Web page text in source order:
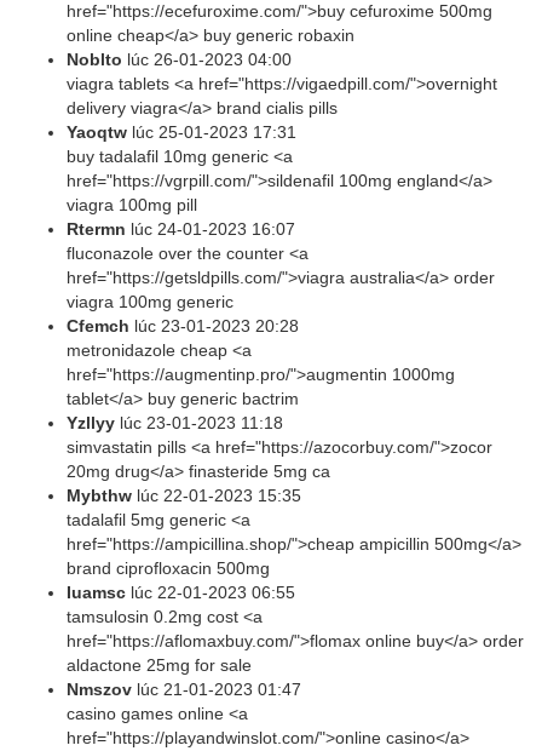
href="https://ecefuroxime.com/">buy cefuroxime 500mg
online cheap</a> buy generic robaxin
Noblto lúc 26-01-2023 04:00
viagra tablets <a href="https://vigaedpill.com/">overnight
delivery viagra</a> brand cialis pills
Yaoqtw lúc 25-01-2023 17:31
buy tadalafil 10mg generic <a
href="https://vgrpill.com/">sildenafil 100mg england</a>
viagra 100mg pill
Rtermn lúc 24-01-2023 16:07
fluconazole over the counter <a
href="https://getsldpills.com/">viagra australia</a> order
viagra 100mg generic
Cfemch lúc 23-01-2023 20:28
metronidazole cheap <a
href="https://augmentinp.pro/">augmentin 1000mg
tablet</a> buy generic bactrim
Yzllyy lúc 23-01-2023 11:18
simvastatin pills <a href="https://azocorbuy.com/">zocor
20mg drug</a> finasteride 5mg ca
Mybthw lúc 22-01-2023 15:35
tadalafil 5mg generic <a
href="https://ampicillina.shop/">cheap ampicillin 500mg</a>
brand ciprofloxacin 500mg
Iuamsc lúc 22-01-2023 06:55
tamsulosin 0.2mg cost <a
href="https://aflomaxbuy.com/">flomax online buy</a> order
aldactone 25mg for sale
Nmszov lúc 21-01-2023 01:47
casino games online <a
href="https://playandwinslot.com/">online casino</a>